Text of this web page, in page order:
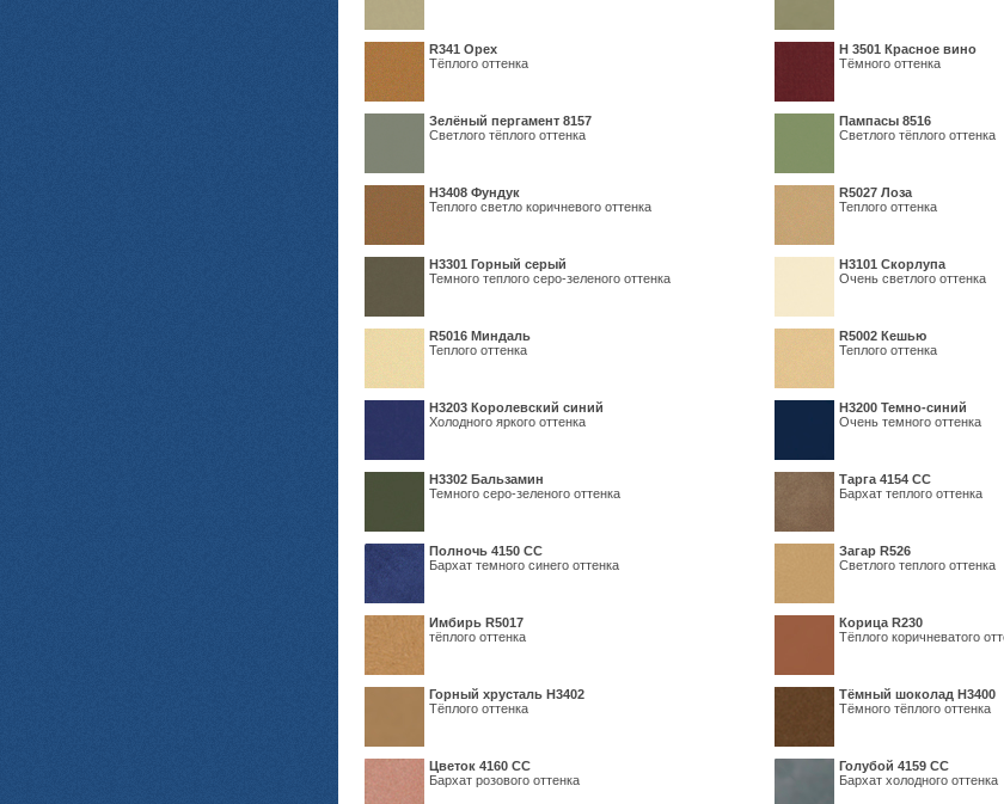
R341 Орех
Тёплого оттенка
Н 3501 Красное вино
Тёмного оттенка
Зелёный пергамент 8157
Светлого тёплого оттенка
Пампасы 8516
Светлого тёплого оттенка
Н3408 Фундук
Теплого светло коричневого оттенка
R5027 Лоза
Теплого оттенка
Н3301 Горный серый
Темного теплого серо-зеленого оттенка
Н3101 Скорлупа
Очень светлого оттенка
R5016 Миндаль
Теплого оттенка
R5002 Кешью
Теплого оттенка
Н3203 Королевский синий
Холодного яркого оттенка
Н3200 Темно-синий
Очень темного оттенка
Н3302 Бальзамин
Темного серо-зеленого оттенка
Тарга 4154 СС
Бархат теплого оттенка
Полночь 4150 СС
Бархат темного синего оттенка
Загар R526
Светлого теплого оттенка
Имбирь R5017
тёплого оттенка
Корица R230
Тёплого коричневатого
Горный хрусталь H3402
Тёплого оттенка
Тёмный шоколад H3400
Тёмного тёплого оттенка
Цветок 4160 СС
Бархат розового оттенка
Голубой 4159 СС
Бархат холодного оттенка